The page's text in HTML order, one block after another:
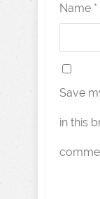
Name *
Save
in this